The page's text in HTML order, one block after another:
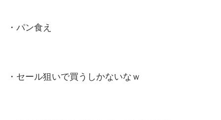
・パン食え
・セール狙いで買うしかないなｗ